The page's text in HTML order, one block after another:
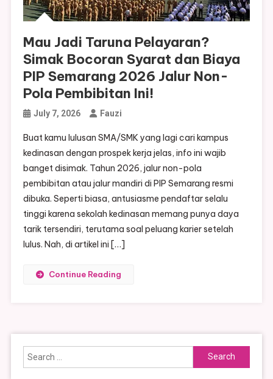
Mau Jadi Taruna Pelayaran?
Simak Bocoran Syarat dan Biaya
PIP Semarang 2026 Jalur Non-
Pola Pembibitan Ini!
July 7, 2026 Fauzi
Buat kamu lulusan SMA/SMK yang lagi cari kampus
kedinasan dengan prospek kerja jelas, info ini wajib
banget disimak. Tahun 2026, jalur non-pola
pembibitan atau jalur mandiri di PIP Semarang resmi
dibuka. Seperti biasa, antusiasme pendaftar selalu
tinggi karena sekolah kedinasan memang punya daya
tarik tersendiri, terutama soal peluang karier setelah
lulus. Nah, di artikel ini […]
Continue Reading
Search
for: